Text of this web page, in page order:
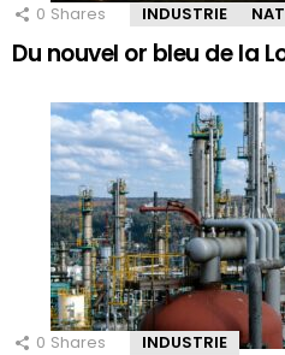
0 Shares INDUSTRIE
Du nouvel or bleu de la
0 Shares INDUSTRIE